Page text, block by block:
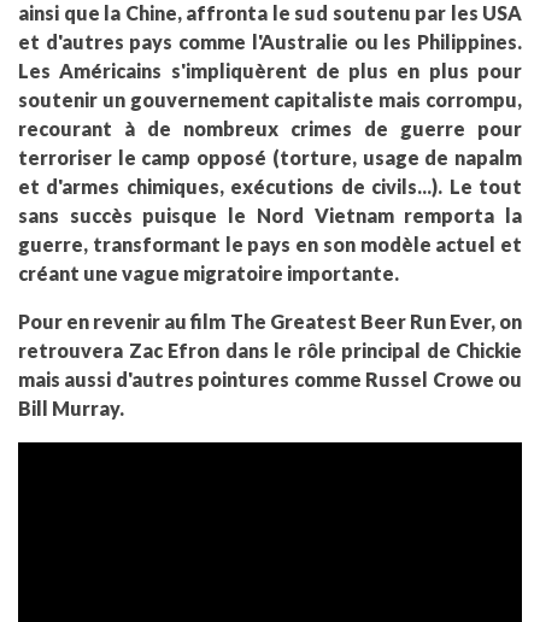
ainsi que la Chine, affronta le sud soutenu par les USA
et d'autres pays comme l'Australie ou les Philippines.
Les Américains s'impliquèrent de plus en plus pour
soutenir un gouvernement capitaliste mais corrompu,
recourant à de nombreux crimes de guerre pour
terroriser le camp opposé (torture, usage de napalm
et d'armes chimiques, exécutions de civils...). Le tout
sans succès puisque le Nord Vietnam remporta la
guerre, transformant le pays en son modèle actuel et
créant une vague migratoire importante.
Pour en revenir au film The Greatest Beer Run Ever, on
retrouvera Zac Efron dans le rôle principal de Chickie
mais aussi d'autres pointures comme Russel Crowe ou
Bill Murray.